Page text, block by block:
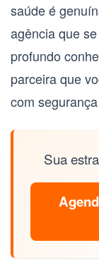
saúde é
agência que
profundo
parceira que
com
Sua